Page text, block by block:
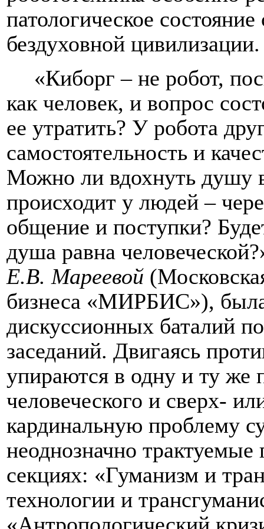
патологическое
бездуховной цивилизации.
«Киборг – не робот,
как человек, и вопрос
ее утратить? У робота
самостоятельность и
Можно ли вдохнуть душу
происходит у людей –
общение и поступки?
душа равна
Е.В. Мареевой (
бизнеса «МИРБИС»),
дискуссионных баталий
заседаний. Двигаясь
упираются в одну и ту же
человеческого и сверх-
кардинальную проблему
неоднозначно
секциях: «Гуманизм и
технологии и